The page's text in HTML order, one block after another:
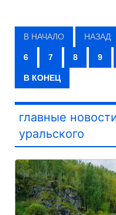
В НАЧАЛО НАЗАД
6 7 8 9
В КОНЕЦ
главные
уральского